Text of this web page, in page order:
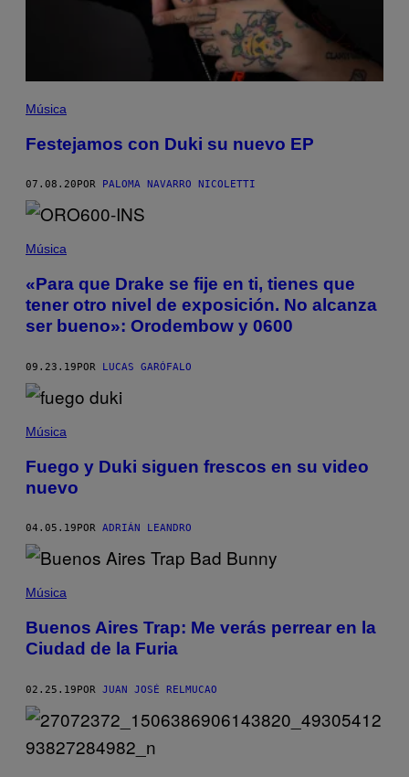
Música
Festejamos con Duki su nuevo EP
07.08.20 POR PALOMA NAVARRO NICOLETTI
Música
«Para que Drake se fije en ti, tienes que
tener otro nivel de exposición. No alcanza
ser bueno»: Orodembow y 0600
09.23.19POR LUCAS GARÓFALO
Música
Fuego y Duki siguen frescos en su video
nuevo
04.05.19 POR ADRIÁN LEANDRO
Música
Buenos Aires Trap: Me verás perrear en la
Ciudad de la Furia
02.25.19POR JUAN JOSÉ RELMUCAO